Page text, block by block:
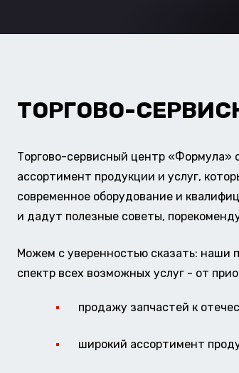
ТОРГОВО-
Торгово-сервисный центр «Формула»
ассортимент продукции и услуг,
современное оборудование и
и дадут полезные советы,
Можем с уверенностью сказать: наши
спектр всех возможных услуг - от
продажу запчастей к
широкий ассортимент